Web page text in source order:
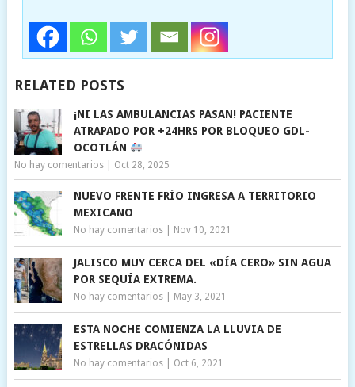
RELATED POSTS
¡NI LAS AMBULANCIAS PASAN! PACIENTE
ATRAPADO POR +24HRS POR BLOQUEO GDL-
OCOTLÁN
No hay comentarios| Oct 28, 2025
NUEVO FRENTE FRÍO INGRESA A TERRITORIO
MEXICANO
No hay comentarios| Nov 10, 2021
JALISCO MUY CERCA DEL «DÍA CERO» SIN AGUA
POR SEQUÍA EXTREMA.
No hay comentarios| May 3, 2021
ESTA NOCHE COMIENZA LA LLUVIA DE
ESTRELLAS DRACÓNIDAS
No hay comentarios| Oct 6, 2021